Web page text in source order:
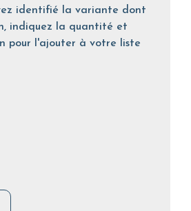
identifié la variante dont
indiquez la quantité et
pour l'ajouter à votre liste